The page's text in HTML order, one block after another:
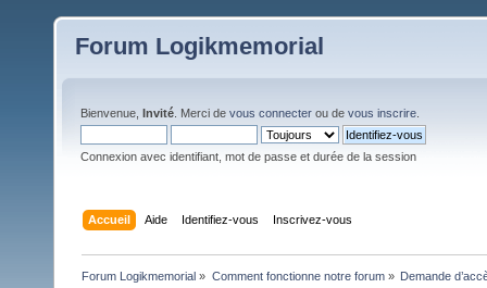
Forum Logikmemorial
Bienvenue, Invité . Merci de vous connecter ou de vous inscrire
Connexion avec identifiant, mot de passe et durée de la session
Accueil Aide Identifiez-vous Inscrivez-vous
Forum Logikmemorial » Comment fonctionne notre forum» Demande